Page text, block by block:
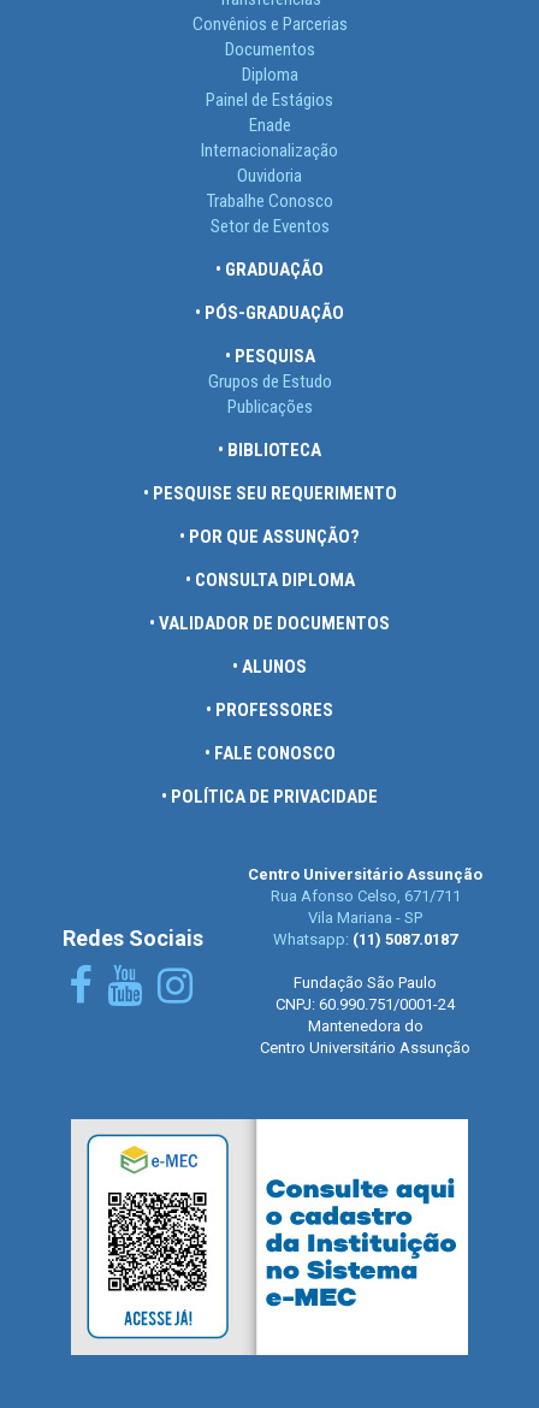
Convênios e Parcerias
Documentos
Diploma
Painel de Estágios
Enade
Internacionalização
Ouvidoria
Trabalhe Conosco
Setor de Eventos
• GRADUAÇÃO
• PÓS-GRADUAÇÃO
• PESQUISA
Grupos de Estudo
Publicações
• BIBLIOTECA
• PESQUISE SEU REQUERIMENTO
• POR QUE ASSUNÇÃO?
• CONSULTA DIPLOMA
• VALIDADOR DE DOCUMENTOS
• ALUNOS
• PROFESSORES
• FALE CONOSCO
• POLÍTICA DE PRIVACIDADE
Redes Sociais
Centro Universitário Assunção
Rua Afonso Celso, 671/711
Vila Mariana - SP
Whatsapp: (11) 5087.0187
Fundação São Paulo
CNPJ: 60.990.751/0001-24
Mantenedora do
Centro Universitário Assunção